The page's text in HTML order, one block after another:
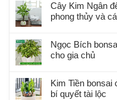
Cây Kim Ngân
phong thủy và
Ngọc Bích
cho gia chủ
Kim Tiền bonsai
bí quyết tài lộc